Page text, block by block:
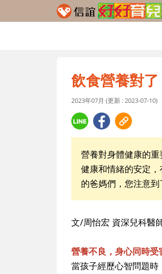
飲食營養對
2023年07月 (更新 : 2023-07-10)
營養對身體健康的
健康和情緒的安定
的爸媽們，您注意到
文/周怡宏 資深兒科醫
營養不良，身心同時受
當孩子經歷心智問題